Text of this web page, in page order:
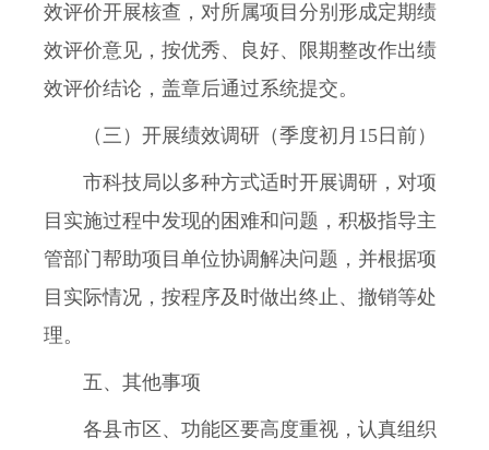
效评价开展核查，对所属项目分别形成定期绩
效评价意见，按优秀、良好、限期整改作出绩
效评价结论，盖章后通过系统提交。
（三）开展绩效调研（季度初月15日前）
市科技局以多种方式适时开展调研，对项
目实施过程中发现的困难和问题，积极指导主
管部门帮助项目单位协调解决问题，并根据项
目实际情况，按程序及时做出终止、撤销等处
理。
五、其他事项
各县市区、功能区要高度重视，认真组织